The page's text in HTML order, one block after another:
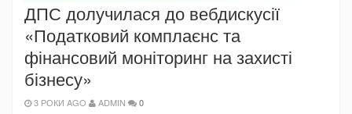
ДПС долучилася до вебдискусії
«Податковий комплаєнс та
фінансовий моніторинг на захисті
бізнесу»
3 РОКИ AGO ADMIN 0